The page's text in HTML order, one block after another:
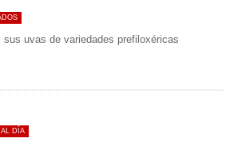
sus uvas de variedades prefiloxéricas
DÍA